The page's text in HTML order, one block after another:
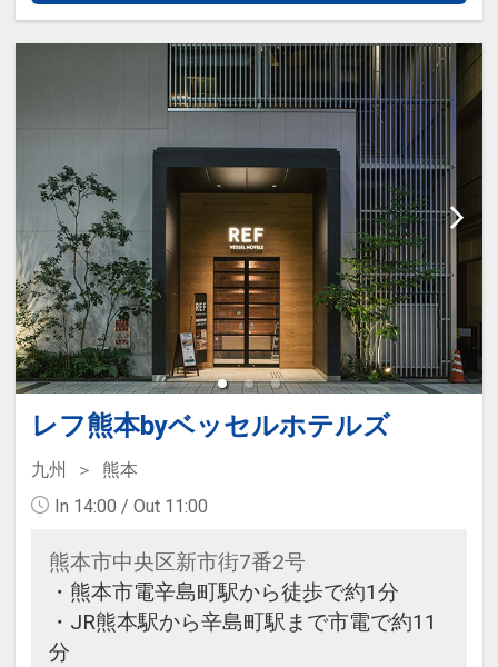
レフ熊本byベッセルホテルズ
九州
熊本
In 14:00 / Out 11:00
熊本市中央区新市街7番2号
・熊本市電辛島町駅から徒歩で約1分
・JR熊本駅から辛島町駅まで市電で約11
分